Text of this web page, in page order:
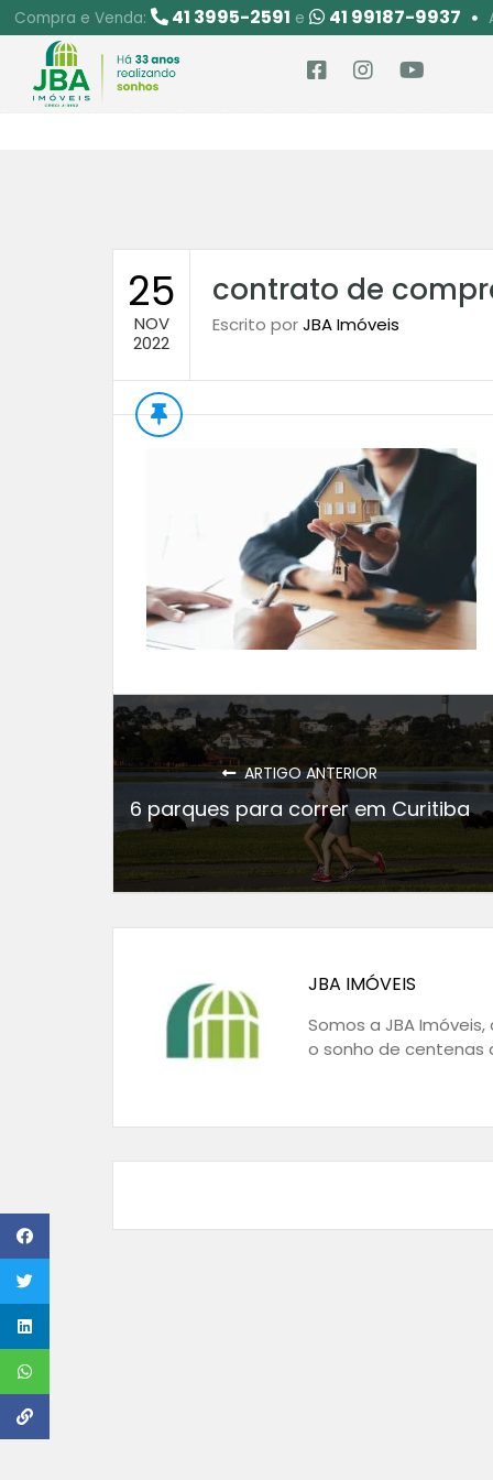
Compra e Venda: 41 3995-2591 e 41 99187-9937
25
NOV
2022
contrato de
Escrito porJBA Imóveis
ARTIGO ANTERIOR
6 parques para correr em Curitiba
JBA IMÓVEIS
Somos a JBA
o sonho de centenas